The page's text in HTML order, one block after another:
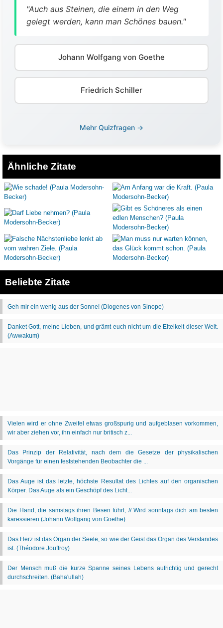
"Auch aus Steinen, die einem in den Weg
gelegt werden, kann man Schönes bauen."
Johann Wolfgang von Goethe
Friedrich Schiller
Mehr Quizfragen →
Ähnliche Zitate
Beliebte Zitate